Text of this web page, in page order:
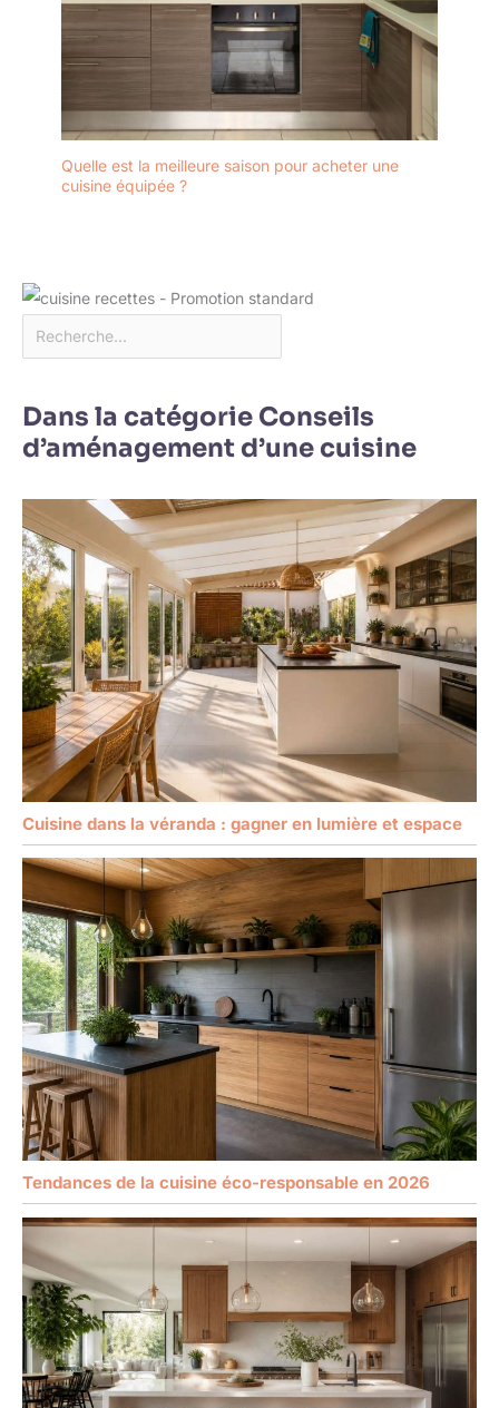
Quelle est la meilleure saison pour acheter une
cuisine équipée ?
Dans la catégorie Conseils
d’aménagement d’une cuisine
Cuisine dans la véranda : gagner en lumière et espace
Tendances de la cuisine éco-responsable en 2026